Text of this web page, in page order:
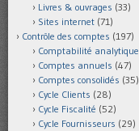
Livres & ouvrages (33)
Sites internet (71)
Contrôle des comptes (197)
Comptabilité analytique
Comptes annuels (47)
Comptes consolidés (35)
Cycle Clients (28)
Cycle Fiscalité (52)
Cycle Fournisseurs (29)